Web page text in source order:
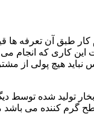
طبق آن تعرفه ها
این کاری که انجام
هیچ پولی از
تولید شده توسط
کننده می باشد